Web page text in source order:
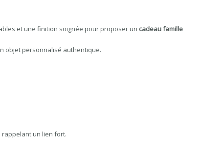
et une finition soignée pour proposer un cadeau famille
objet personnalisé authentique.
rappelant un lien fort.